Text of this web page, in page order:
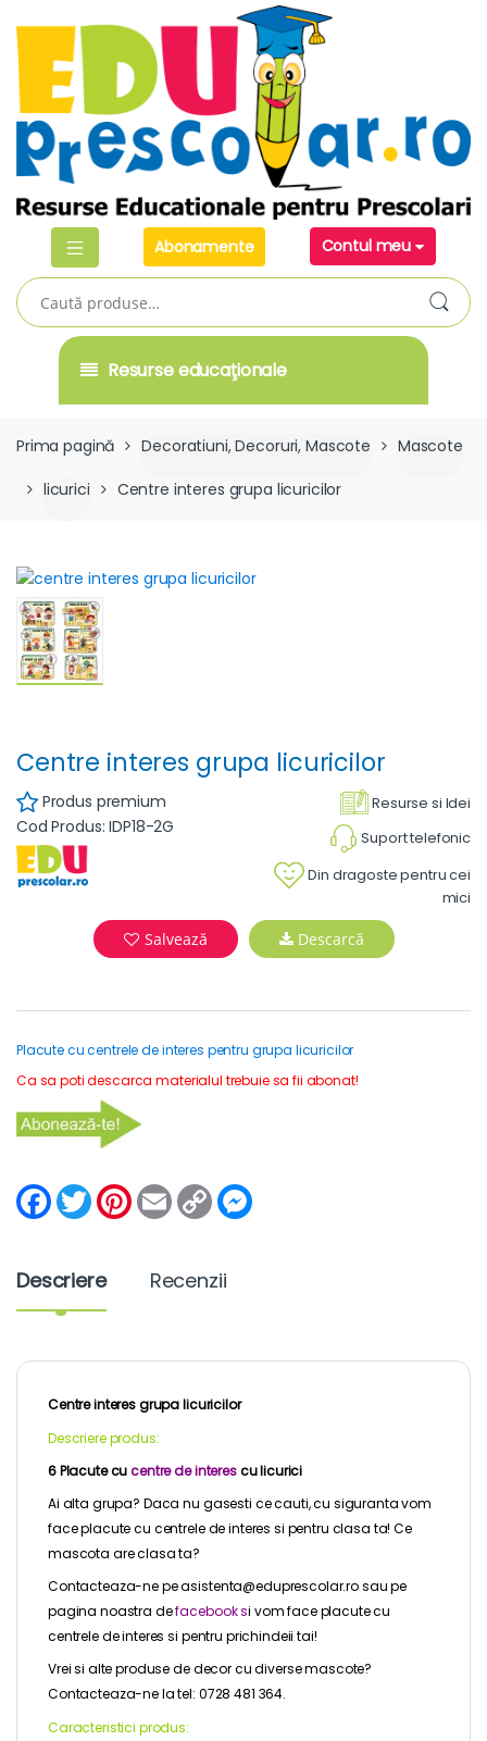
navigation
content
Abonamente
Contul meu
Caută
după:
Resurse educaţionale
Prima pagină Decoratiuni, Decoruri, Mascote
Mascote
licurici
Centre interes grupa licuricilor
Centre interes grupa licuricilor
Resurse si Idei
Suport telefonic
Din dragoste pentru cei
mici
Produs premium
Cod Produs: IDP18-2G
Salvează Descarcă
Placute cu centrele de interes pentru grupa licuricilor
Ca sa poti descarca materialul trebuie sa fii abonat!
F
a
o
k
T
w
e
P
E
m
C
o
i
Descriere Recenzii
Centre interes grupa licuricilor
Descriere produs:
6 Placute cucentre de interescu licurici
Ai alta grupa? Daca nu gasesti ce cauti, cu siguranta vom
face placute cu centrele de interes si pentru clasa ta! Ce
mascota are clasa ta?
Contacteaza-ne pe asistenta@eduprescolar.ro sau pe
pagina noastra defacebooksi vom face placute cu
centrele de interes si pentru prichindeii tai!
Vrei si alte produse de decor cu diverse mascote?
Contacteaza-ne la tel: 0728 481 364.
Caracteristici produs: